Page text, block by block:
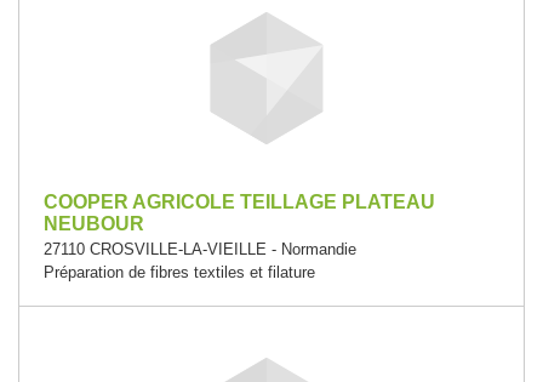
COOPER AGRICOLE TEILLAGE PLATEAU
NEUBOUR
27110 CROSVILLE-LA-VIEILLE - Normandie
Préparation de fibres textiles et filature